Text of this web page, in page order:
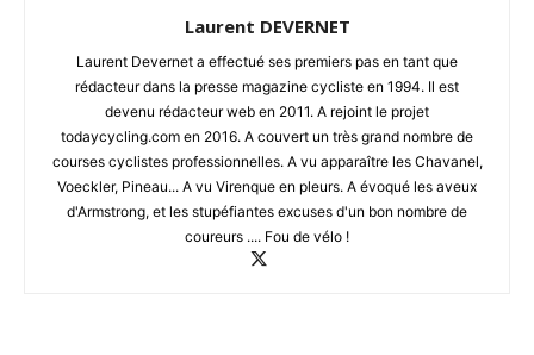
Laurent DEVERNET
Laurent Devernet a effectué ses premiers pas en tant que
rédacteur dans la presse magazine cycliste en 1994. Il est
devenu rédacteur web en 2011. A rejoint le projet
todaycycling.com en 2016. A couvert un très grand nombre de
courses cyclistes professionnelles. A vu apparaître les Chavanel,
Voeckler, Pineau... A vu Virenque en pleurs. A évoqué les aveux
d'Armstrong, et les stupéfiantes excuses d'un bon nombre de
coureurs .... Fou de vélo !